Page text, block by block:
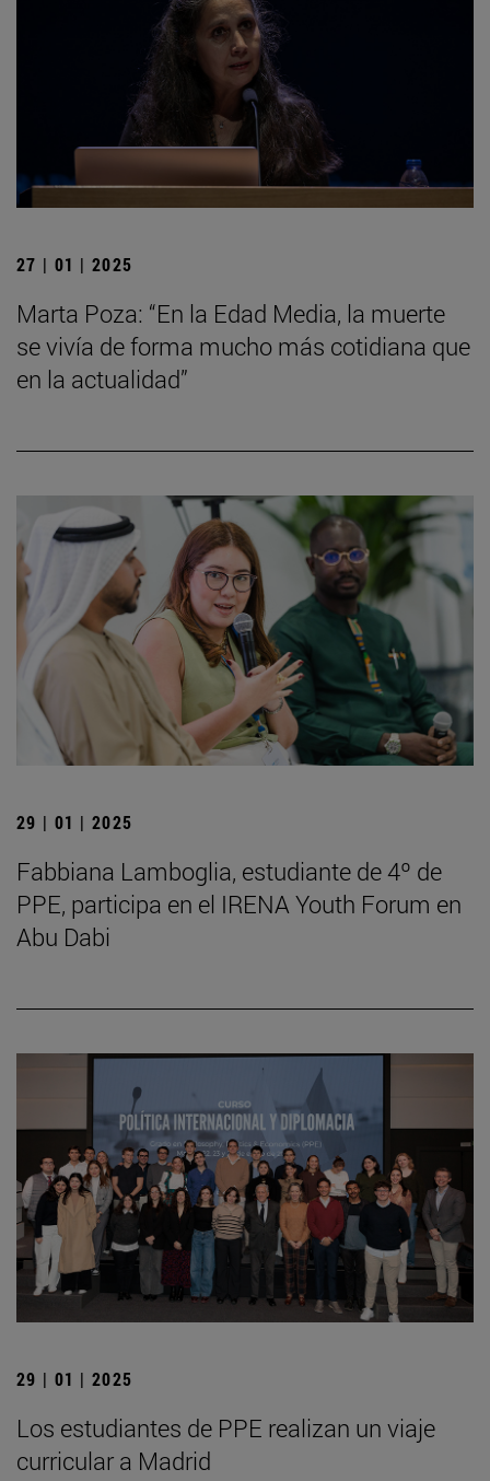
27 | 01 | 2025
Marta Poza: “En la Edad Media, la muerte
se vivía de forma mucho más cotidiana que
en la actualidad”
29 | 01 | 2025
Fabbiana Lamboglia, estudiante de 4º de
PPE, participa en el IRENA Youth Forum en
Abu Dabi
29 | 01 | 2025
Los estudiantes de PPE realizan un viaje
curricular a Madrid